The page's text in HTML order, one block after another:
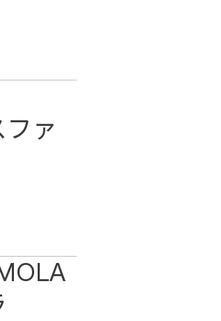
ァ